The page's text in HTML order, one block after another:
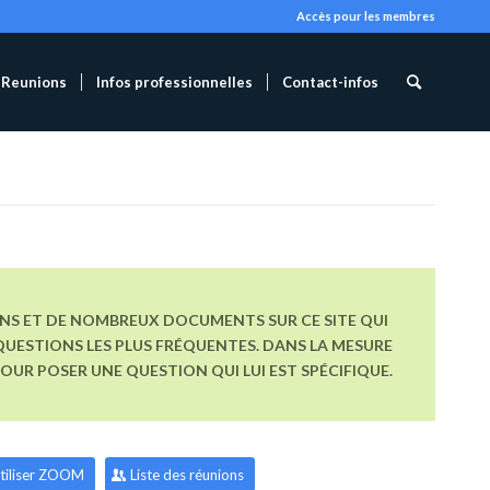
Accès pour les membres
Reunions Infos professionnelles Contact-infos
ET DE NOMBREUX DOCUMENTS SUR CE SITE QUI
LES PLUS FRÉQUENTES. DANS LA MESURE
POSER UNE QUESTION QUI LUI EST SPÉCIFIQUE.
ZOOM Liste des réunions